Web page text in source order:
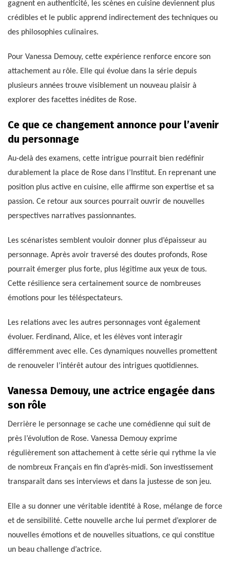
gagnent en authenticité, les scènes en cuisine deviennent plus
crédibles et le public apprend indirectement des techniques ou
des philosophies culinaires.
Pour Vanessa Demouy, cette expérience renforce encore son
attachement au rôle. Elle qui évolue dans la série depuis
plusieurs années trouve visiblement un nouveau plaisir à
explorer des facettes inédites de Rose.
Ce que ce changement annonce pour l’avenir
du personnage
Au-delà des examens, cette intrigue pourrait bien redéfinir
durablement la place de Rose dans l’Institut. En reprenant une
position plus active en cuisine, elle affirme son expertise et sa
passion. Ce retour aux sources pourrait ouvrir de nouvelles
perspectives narratives passionnantes.
Les scénaristes semblent vouloir donner plus d’épaisseur au
personnage. Après avoir traversé des doutes profonds, Rose
pourrait émerger plus forte, plus légitime aux yeux de tous.
Cette résilience sera certainement source de nombreuses
émotions pour les téléspectateurs.
Les relations avec les autres personnages vont également
évoluer. Ferdinand, Alice, et les élèves vont interagir
différemment avec elle. Ces dynamiques nouvelles promettent
de renouveler l’intérêt autour des intrigues quotidiennes.
Vanessa Demouy, une actrice engagée dans
son rôle
Derrière le personnage se cache une comédienne qui suit de
près l’évolution de Rose. Vanessa Demouy exprime
régulièrement son attachement à cette série qui rythme la vie
de nombreux Français en fin d’après-midi. Son investissement
transparaît dans ses interviews et dans la justesse de son jeu.
Elle a su donner une véritable identité à Rose, mélange de force
et de sensibilité. Cette nouvelle arche lui permet d’explorer de
nouvelles émotions et de nouvelles situations, ce qui constitue
un beau challenge d’actrice.